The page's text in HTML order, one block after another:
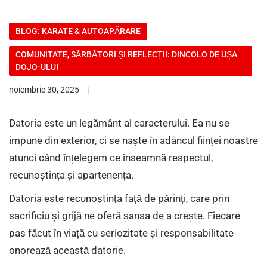
BLOG: KARATE & AUTOAPĂRARE
COMUNITATE, SĂRBĂTORI ȘI REFLECȚII: DINCOLO DE UȘA
DOJO-ULUI
noiembrie 30, 2025
Datoria este un legământ al caracterului. Ea nu se
impune din exterior, ci se naște în adâncul ființei noastre
atunci când înțelegem ce înseamnă respectul,
recunoștința și apartenența.
Datoria este recunoștința față de părinți, care prin
sacrificiu și grijă ne oferă șansa de a crește. Fiecare
pas făcut în viață cu seriozitate și responsabilitate
onorează această datorie.